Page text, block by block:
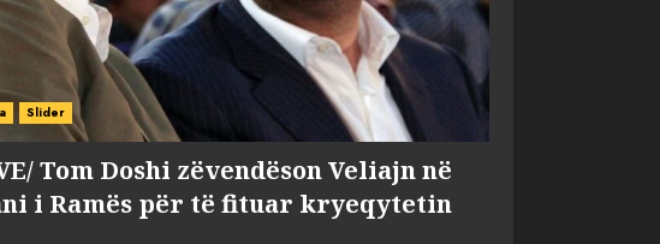
Slider
Tom Doshi zëvendëson Veliajn në
i Ramës për të fituar kryeqytetin